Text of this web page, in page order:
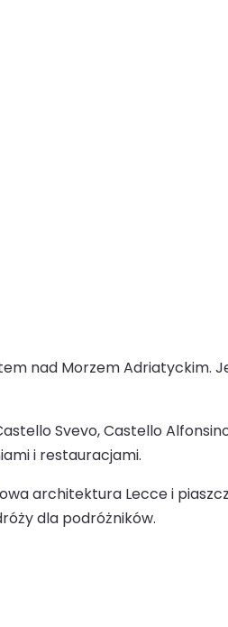
nad Morzem Adriatyckim.
Svevo, Castello
i restauracjami.
architektura Lecce i
dla podróżników.